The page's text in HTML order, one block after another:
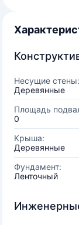
Несущие стены:
Деревянные
Площадь
0
Крыша:
Деревянные
Фундамент:
Ленточный